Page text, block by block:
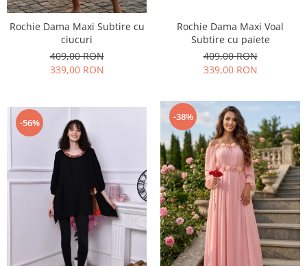
Rochie Dama Maxi Subtire cu
ciucuri
409,00 RON
339,00 RON
Rochie Dama Maxi Voal
Subtire cu paiete
409,00 RON
339,00 RON
-56% -38%